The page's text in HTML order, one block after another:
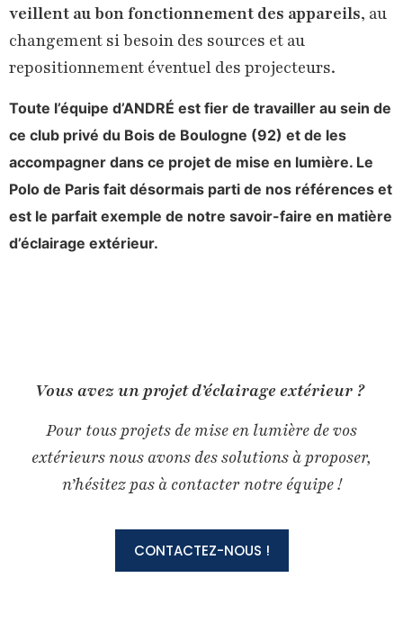
veillent au bon fonctionnement des appareils, au
changement si besoin des sources et au
repositionnement éventuel des projecteurs.
Toute l’équipe d’ANDRÉ est fier de travailler au sein de
ce club privé du Bois de Boulogne (92) et de les
accompagner dans ce projet de mise en lumière. Le
Polo de Paris fait désormais parti de nos références et
est le parfait exemple de notre savoir-faire en matière
d’éclairage extérieur.
Vous avez un projet d’éclairage extérieur ?
Pour tous projets de mise en lumière de vos
extérieurs nous avons des solutions à proposer,
n’hésitez pas à contacter notre équipe !
CONTACTEZ-NOUS !